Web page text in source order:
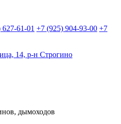
61-01 +7 (925) 904-93-00 +7
14, р-н Строгино
дымоходов